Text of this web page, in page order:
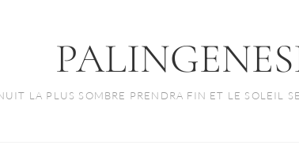
LA PLUS SOMBRE PRENDRA FIN ET LE SOLEIL